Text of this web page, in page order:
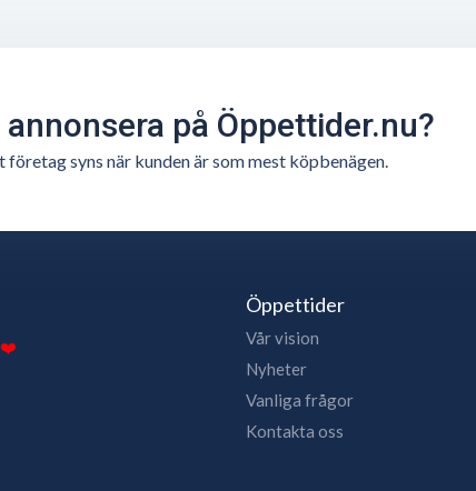
på Öppettider.nu?
syns när kunden är som mest köpbenägen.
❤️
Öppettider
Vår vision
Nyheter
Vanliga frågor
Kontakta oss